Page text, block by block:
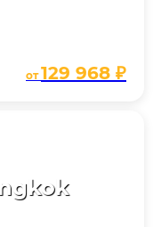
от129 968 ₽